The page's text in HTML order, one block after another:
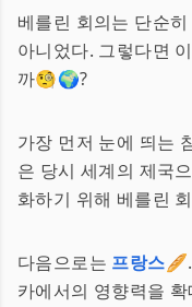
베를린 회의는 단순
아니었다. 그렇다면
까🧐🌍?
가장 먼저 눈에 띄는
은 당시 세계의 제국
화하기 위해 베를린
다음으로는 프랑스
카에서의 영향력을